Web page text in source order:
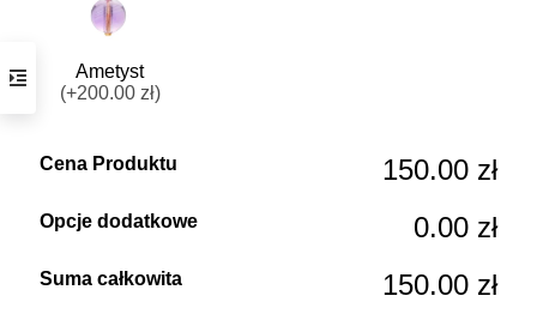
Ametyst
(+200.00 zł)
Cena Produktu 150.00 zł
Opcje dodatkowe 0.00 zł
Suma całkowita 150.00 zł